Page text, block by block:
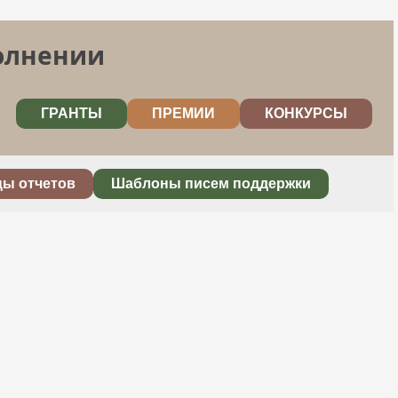
ГРАНТЫ ПРЕМИИ КОНКУРСЫ
отчетов Шаблоны писем поддержки